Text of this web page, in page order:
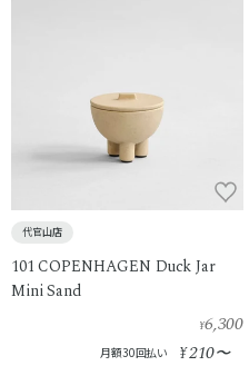
代官山店
101 COPENHAGEN Duck Jar
Mini Sand
¥6,300
月額30回払い ¥210〜